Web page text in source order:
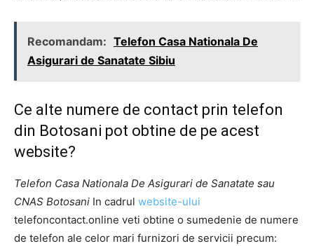
Recomandam: Telefon Casa Nationala De
Asigurari de Sanatate Sibiu
Ce alte numere de contact prin telefon
din Botosani pot obtine de pe acest
website?
Telefon Casa Nationala De Asigurari de Sanatate sau
CNAS Botosani In cadrul website-ului
telefoncontact.online veti obtine o sumedenie de numere
de telefon ale celor mari furnizori de servicii precum: